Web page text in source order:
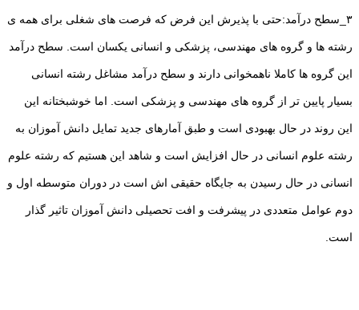
۳_سطح درآمد:حتی با پذیرش این فرض که فرصت های شغلی برای همه ی
رشته ها و گروه های مهندسی، پزشکی و انسانی یکسان است. سطح درآمد
این گروه ها کاملا ناهمخوانی دارند و سطح درآمد مشاغل رشته انسانی
بسیار پایین تر از گروه های مهندسی و پزشکی است. اما خوشبختانه این
این روند در حال بهبودی است و طبق آمارهای جدید تمایل دانش آموزان به
رشته علوم انسانی در حال افزایش است و شاهد این هستیم که رشته علوم
انسانی در حال رسیدن به جایگاه حقیقی‌ اش است در دوران متوسطه اول و
دوم عوامل متعددی در پیشرفت و افت تحصیلی دانش آموزان تاثیر گذار
است.